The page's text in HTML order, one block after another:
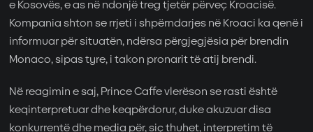
e Kosovës, e as në ndonjë treg tjetër përveç Kroacisë.
Kompania shton se rrjeti i shpërndarjes në Kroaci ka qenë i
informuar për situatën, ndërsa përgjegjësia për brendin
Monaco, sipas tyre, i takon pronarit të atij brendi.
Në reagimin e saj, Prince Caffe vlerëson se rasti është
keqinterpretuar dhe keqpërdorur, duke akuzuar disa
konkurrentë dhe media për, siç thuhet, interpretim të